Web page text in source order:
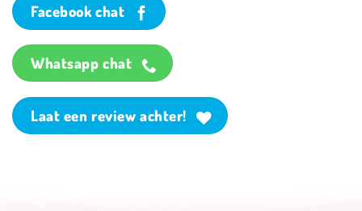
Facebook chat
Whatsapp chat
Laat een review achter!